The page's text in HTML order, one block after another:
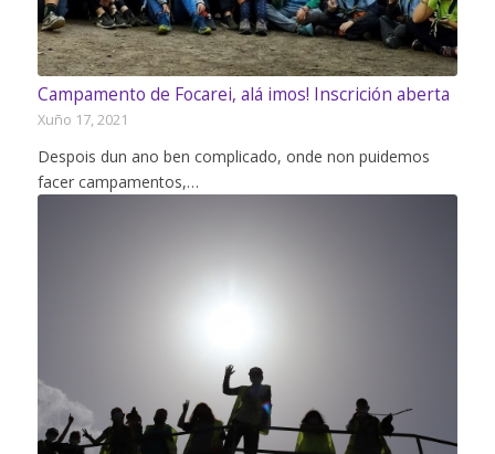
Campamento de Focarei, alá imos! Inscrición aberta
Xuño 17, 2021
Despois dun ano ben complicado, onde non puidemos
facer campamentos,…